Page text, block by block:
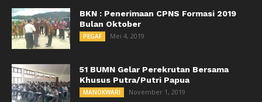
BKN : Penerimaan CPNS Formasi 2019
Bulan Oktober
PEGAF Mei 4, 2019
51 BUMN Gelar Perekrutan Bersama
Khusus Putra/Putri Papua
MANOKWARI November 1, 2019